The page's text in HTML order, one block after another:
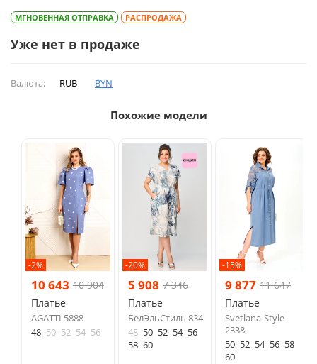
МГНОВЕННАЯ ОТПРАВКА РАСПРОДАЖА
Уже нет в продаже
Валюта: RUB BYN
Похожие модели
-2%
10 643 10 904
Платье
AGATTI 5888
48 50 52 54 56
-20%
5 908 7 346
Платье
БелЭльСтиль 834
48 50 52 54 56
58 60
-15%
9 877 11 647
Платье
Svetlana-Style
2338
50 52 54 56 58
60